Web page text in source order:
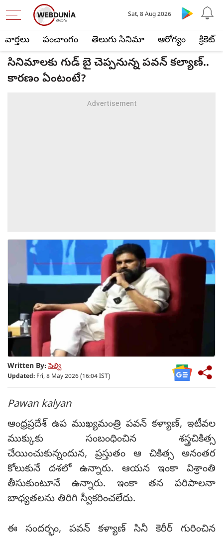
వార్తలు పంచాంగం తెలుగు సినిమా ఆరోగ్యం క్రికెట్
Sat, 8 Aug 2026
సినిమాలకు గుడ్ బై చెప్పనున్న పవన్ కల్యాణ్..
కారణం ఏంటంటే?
Written By: సెల్వి
Updated: Fri, 8 May 2026 (16:04 IST)
Pawan kalyan
ఆంధ్రప్రదేశ్ ఉప ముఖ్యమంత్రి పవన్ కళ్యాణ్, ఇటీవల
ముక్కుకు సంబంధించిన శస్త్రచికిత్స
చేయించుకున్నందున, ప్రస్తుతం ఆ చికిత్స అనంతర
కోలుకునే దశలో ఉన్నారు. ఆయన ఇంకా విశ్రాంతి
తీసుకుంటూనే ఉన్నారు. ఇంకా తన పరిపాలనా
బాధ్యతలను తిరిగి స్వీకరించలేదు.
ఈ సందర్భం, పవన్ కళ్యాణ్ సినీ కెరీర్ గురించిన